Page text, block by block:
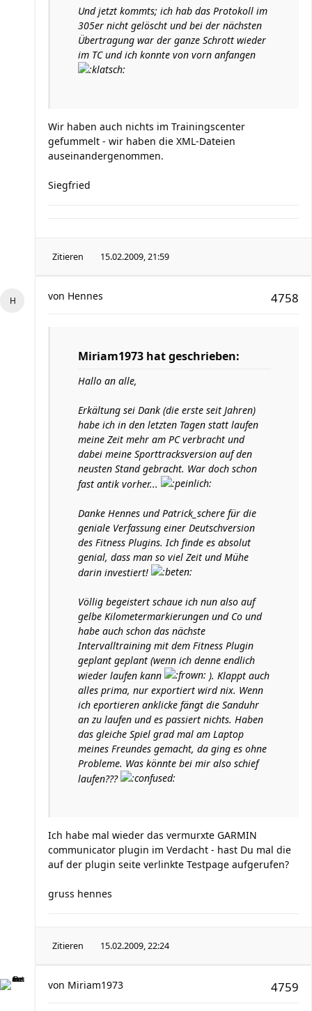
Und jetzt kommts; ich hab das Protokoll im
305er nicht gelöscht und bei der nächsten
Übertragung war der ganze Schrott wieder
im TC und ich konnte von vorn anfangen
Wir haben auch nichts im Trainingscenter
gefummelt - wir haben die XML-Dateien
auseinandergenommen.
Siegfried
Zitieren 15.02.2009, 21:59
4758
von Hennes
Miriam1973 hat geschrieben:
Hallo an alle,
Erkältung sei Dank (die erste seit Jahren)
habe ich in den letzten Tagen statt laufen
meine Zeit mehr am PC verbracht und
dabei meine Sporttracksversion auf den
neusten Stand gebracht. War doch schon
fast antik vorher...
Danke Hennes und Patrick_schere für die
geniale Verfassung einer Deutschversion
des Fitness Plugins. Ich finde es absolut
genial, dass man so viel Zeit und Mühe
darin investiert!
Völlig begeistert schaue ich nun also auf
gelbe Kilometermarkierungen und Co und
habe auch schon das nächste
Intervalltraining mit dem Fitness Plugin
geplant geplant (wenn ich denne endlich
wieder laufen kann
). Klappt auch
alles prima, nur exportiert wird nix. Wenn
ich eportieren anklicke fängt die Sanduhr
an zu laufen und es passiert nichts. Haben
das gleiche Spiel grad mal am Laptop
meines Freundes gemacht, da ging es ohne
Probleme. Was könnte bei mir also schief
laufen???
Ich habe mal wieder das vermurxte GARMIN
communicator plugin im Verdacht - hast Du mal die
auf der plugin seite verlinkte Testpage aufgerufen?
gruss hennes
Zitieren 15.02.2009, 22:24
4759
von Miriam1973